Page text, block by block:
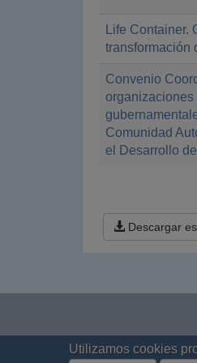
Life Container.
transformación
Convenio
organizaciones
Comunidad
el Desarrollo
Descargar
Utilizamos cookies